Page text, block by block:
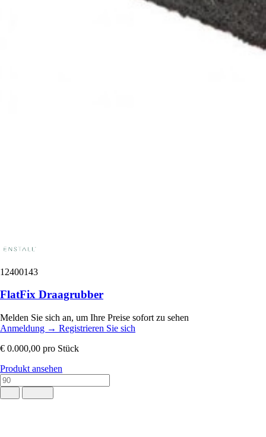
12400143
FlatFix Draagrubber
Melden Sie sich an, um Ihre Preise sofort zu sehen
Anmeldung → Registrieren Sie sich
€ 0.000,00 pro Stück
Produkt ansehen